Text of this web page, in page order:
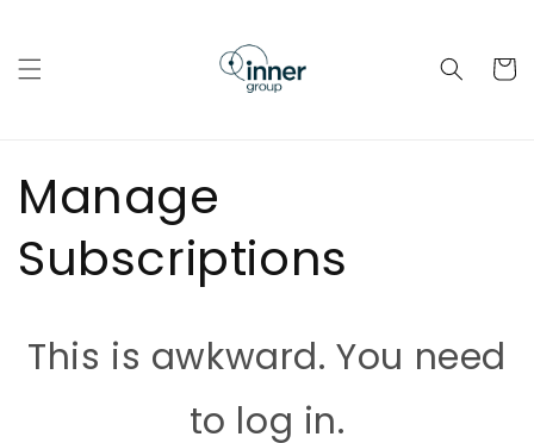
Manage
Subscriptions
This is awkward. You need
to log in.